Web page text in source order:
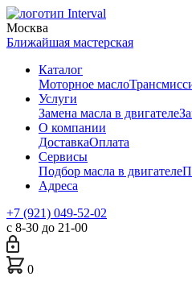
Москва
Ближайшая мастерская
Каталог
Моторное масло
Услуги
Замена масла в двигателе
О компании
ДоставкаОплата
Сервисы
Подбор масла в двигателе
Адреса
+7 (921) 049-52-02
с 8-30 до 21-00
0